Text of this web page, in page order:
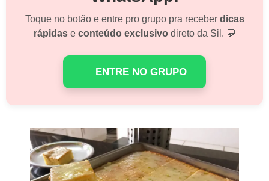
Toque no botão e entre pro grupo pra receber dicas
rápidase conteúdo exclusivodireto da Sil. 💬
ENTRE NO GRUPO